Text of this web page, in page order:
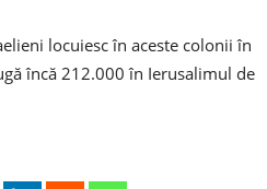
locuiesc în aceste colonii în
încă 212.000 în Ierusalimul de